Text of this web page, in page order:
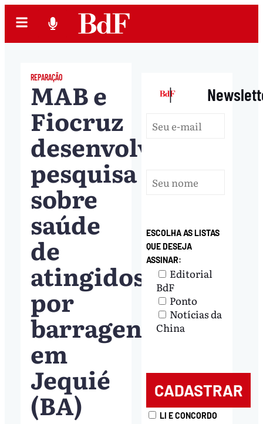
REPARAÇÃO
MAB e
Fiocruz
desenvolvem
pesquisa
sobre
saúde
de
atingidos
por
barragens
em
Jequié
(BA)
|
ESCOLHA AS LISTAS
QUE DESEJA
ASSINAR:
Editorial
BdF
Ponto
Notícias da
China
LI E CONCORDO